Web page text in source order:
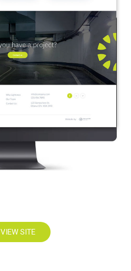
VIEW SITE